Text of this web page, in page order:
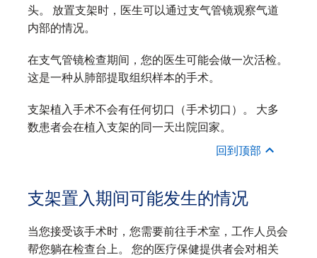
头。 放置支架时，医生可以通过支气管镜观察气道
内部的情况。
在支气管镜检查期间，您的医生可能会做一次活检。
这是一种从肺部提取组织样本的手术。
支架植入手术不会有任何切口（手术切口）。 大多
数患者会在植入支架的同一天出院回家。
回到顶部
支架置入期间可能发生的情况
当您接受该手术时，您需要前往手术室，工作人员会
帮您躺在检查台上。 您的医疗保健提供者会对相关